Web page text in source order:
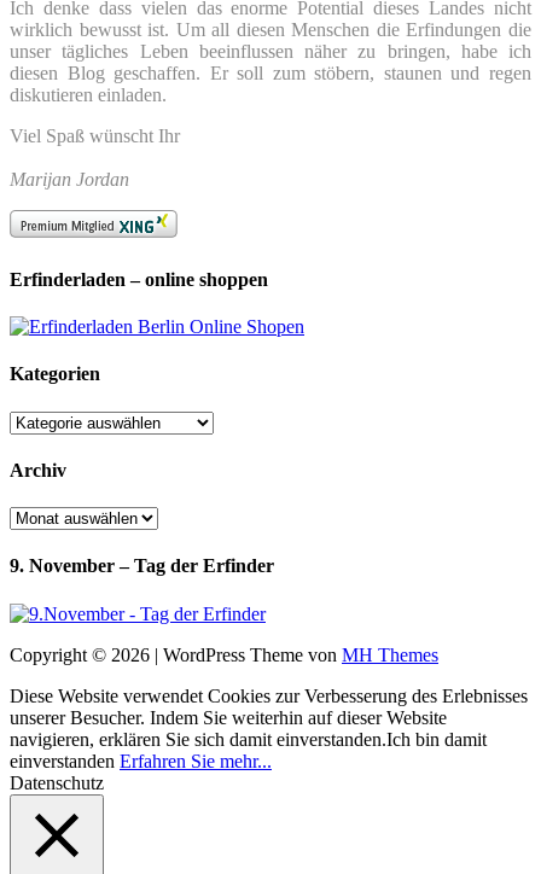
Ich denke dass vielen das enorme Potential dieses Landes nicht
wirklich bewusst ist. Um all diesen Menschen die Erfindungen die
unser tägliches Leben beeinflussen näher zu bringen, habe ich
diesen Blog geschaffen. Er soll zum stöbern, staunen und regen
diskutieren einladen.
Viel Spaß wünscht Ihr
Marijan Jordan
Erfinderladen – online shoppen
Kategorien
Kategorien
Archiv
Archiv
9. November – Tag der Erfinder
Copyright © 2026 | WordPress Theme von MH Themes
Diese Website verwendet Cookies zur Verbesserung des Erlebnisses
unserer Besucher. Indem Sie weiterhin auf dieser Website
navigieren, erklären Sie sich damit einverstanden.Ich bin damit
einverstanden Erfahren Sie mehr...
Datenschutz